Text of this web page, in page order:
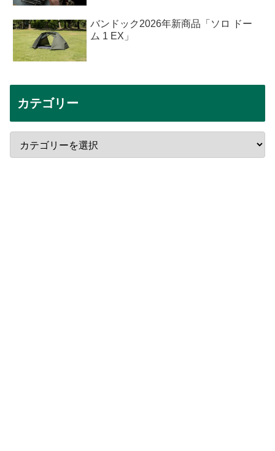
バンドック2026年新商品「ソロ ドー
ム 1 EX」
カテゴリー